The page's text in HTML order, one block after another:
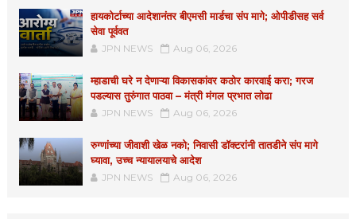
हायकोर्टाच्या आदेशानंतर बीएमसी मार्डचा संप मागे; ओपीडीसह सर्व
सेवा पूर्ववत
JPN NEWS Aug 06, 2026
म्हाडाची घरे न देणाऱ्या विकासकांवर कठोर कारवाई करा; गरज
पडल्यास तुरुंगात पाठवा – मंत्री मंगल प्रभात लोढा
JPN NEWS Aug 06, 2026
रुग्णांच्या जीवाशी खेळ नको; निवासी डॉक्टरांनी तातडीने संप मागे
घ्यावा, उच्च न्यायालयाचे आदेश
JPN NEWS Aug 06, 2026